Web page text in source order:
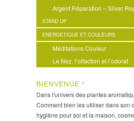
Argent Réparation – Silver
STAND UP
ENERGÉTIQUE ET COULEURS
Méditations Couleur
Le Nez, l’olfaction et l’odorat
BIENVENUE !
Dans l'univers des plantes
Comment bien les utiliser dans son
hygiène pour soi et la maison,